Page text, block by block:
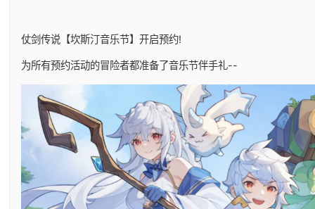
仗剑传说【坎斯汀音乐节】开启预约!
为所有预约活动的冒险者都准备了音乐节伴手礼--